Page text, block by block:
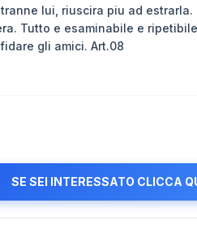
lui, riuscira piu ad
Tutto e esaminabile e
gli amici. Art.08
SE SEI INTERESSATO CLICCA